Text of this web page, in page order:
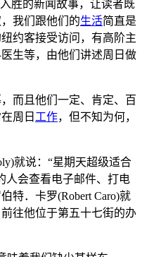
胜的新闻故事，让读者既
我们跟他们的生活简直是
约客接受访问，有高阶主
生等，由他们讲述周日做
而且他们一定、肯定、百
周日 工作，但不知为何，
就说：“星期天超级适合
人会查看电子邮件、打电
特．卡罗(Robert Caro)就
往他位于第五十七街的办